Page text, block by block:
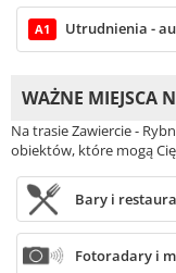
A1 Utrudnienia -
WAŻNE MIEJSCA
Na trasie Zawiercie -
obiektów, które mogą
Bary i
Fotoradary i